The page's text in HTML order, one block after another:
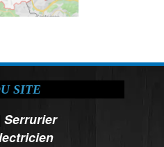
SITE
Serrurier